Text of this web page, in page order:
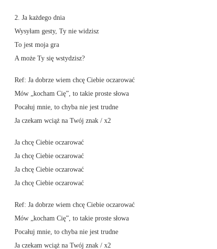
2. Ja każdego dnia
Wysyłam gesty, Ty nie widzisz
To jest moja gra
A może Ty się wstydzisz?
Ref: Ja dobrze wiem chcę Ciebie oczarować
Mów „kocham Cię”, to takie proste słowa
Pocałuj mnie, to chyba nie jest trudne
Ja czekam wciąż na Twój znak / x2
Ja chcę Ciebie oczarować
Ja chcę Ciebie oczarować
Ja chcę Ciebie oczarować
Ja chcę Ciebie oczarować
Ref: Ja dobrze wiem chcę Ciebie oczarować
Mów „kocham Cię”, to takie proste słowa
Pocałuj mnie, to chyba nie jest trudne
Ja czekam wciąż na Twój znak / x2